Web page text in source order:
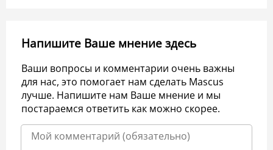
Напишите Ваше мнение здесь
Ваши вопросы и комментарии очень важны
для нас, это помогает нам сделать Mascus
лучше. Напишите нам Ваше мнение и мы
постараемся ответить как можно скорее.